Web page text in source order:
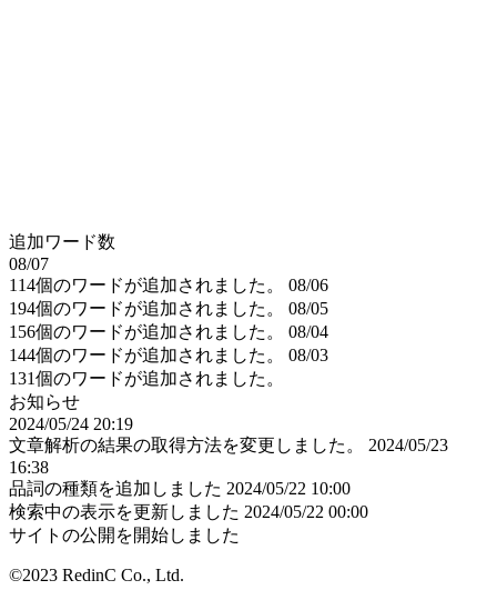
追加ワード数
08/07
114個のワードが追加されました。
08/06
194個のワードが追加されました。
08/05
156個のワードが追加されました。
08/04
144個のワードが追加されました。
08/03
131個のワードが追加されました。
お知らせ
2024/05/24 20:19
文章解析の結果の取得方法を変更しました。
2024/05/23
16:38
品詞の種類を追加しました 2024/05/22 10:00
検索中の表示を更新しました 2024/05/22 00:00
サイトの公開を開始しました
©2023 RedinC Co., Ltd.